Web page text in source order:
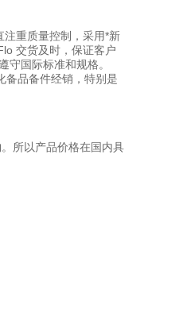
重质量控制，采用*新
交货及时，保证客户
国际标准和规格。
备品备件经销，特别是
所以产品价格在国内具